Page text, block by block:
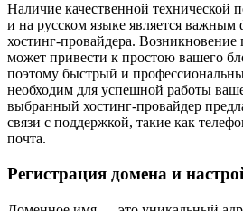
Наличие качественной технической
и на русском языке является
хостинг-провайдера.
может привести к простою вашего
поэтому быстрый и
необходим для успешной работы
выбранный хостинг-провайдер
связи с поддержкой, такие как
почта.
Регистрация домена и